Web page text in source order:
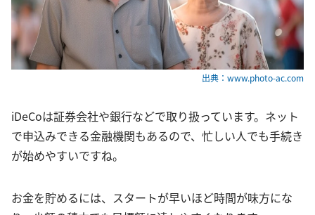
出典：www.photo-ac.com
iDeCoは証券会社や銀行などで取り扱っています。ネット
で申込みできる金融機関もあるので、忙しい人でも手続き
が始めやすいですね。
お金を貯めるには、スタートが早いほど時間が味方にな